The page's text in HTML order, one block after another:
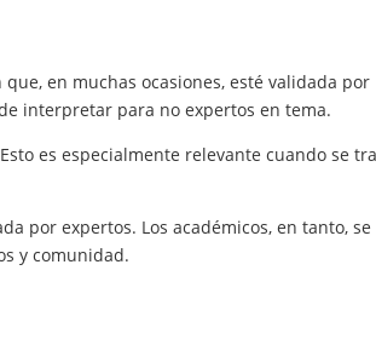
en muchas ocasiones, esté validada por
interpretar para no expertos en tema.
es especialmente relevante cuando se
por expertos. Los académicos, en tanto, se
y comunidad.